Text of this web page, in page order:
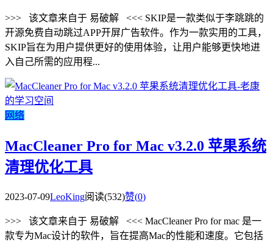
>>> 该文章来自于 易破解 <<< SKIP是一款类似于李跳跳的
开源免费自动跳过APP开屏广告软件。作为一款实用的工具，
SKIP旨在为用户提供更好的使用体验，让用户能够更快地进
入自己所需的应用程...
网络
MacCleaner Pro for Mac v3.2.0 苹果系统
清理优化工具
2023-07-09LeoKing阅读(532)赞(0)
>>> 该文章来自于 易破解 <<< MacCleaner Pro for mac 是一
款专为Mac设计的软件，旨在提高Mac的性能和速度。它包括